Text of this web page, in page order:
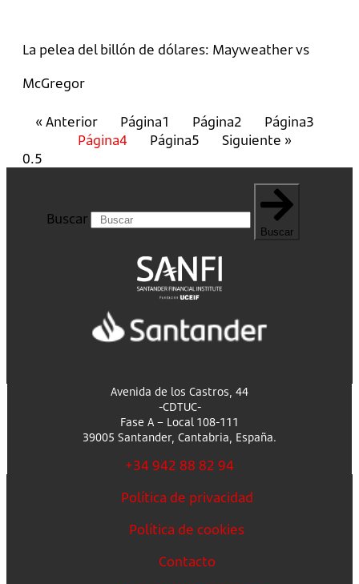
La pelea del billón de dólares: Mayweather vs
McGregor
« Anterior Página1 Página2 Página3
Página4 Página5 Siguiente »
Buscar
Buscar
Avenida de los Castros, 44
-CDTUC-
Fase A – Local 108-111
39005 Santander, Cantabria, España.
+34 942 88 82 94
Política de privacidad
Política de cookies
Contacto